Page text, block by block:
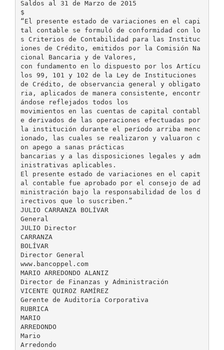
Saldos al 31 de Marzo de 2015
$
“El presente estado de variaciones en el capi
tal contable se formuló de conformidad con lo
s Criterios de Contabilidad para las Instituc
iones de Crédito, emitidos por la Comisión Na
cional Bancaria y de Valores,
con fundamento en lo dispuesto por los Artícu
los 99, 101 y 102 de la Ley de Instituciones
de Crédito, de observancia general y obligato
ria, aplicados de manera consistente, encontr
ándose reflejados todos los
movimientos en las cuentas de capital contabl
e derivados de las operaciones efectuadas por
la institución durante el período arriba menc
ionado, las cuales se realizaron y valuaron c
on apego a sanas prácticas
bancarias y a las disposiciones legales y adm
inistrativas aplicables.
El presente estado de variaciones en el capit
al contable fue aprobado por el consejo de ad
ministración bajo la responsabilidad de los d
irectivos que lo suscriben.”
JULIO CARRANZA BOLÍVAR
General
JULIO Director
CARRANZA
BOLÍVAR
Director General
www.bancoppel.com
MARIO ARREDONDO ALANIZ
Director de Finanzas y Administración
VICENTE QUIROZ RAMÍREZ
Gerente de Auditoría Corporativa
RUBRICA
MARIO
ARREDONDO
Mario
Arredondo